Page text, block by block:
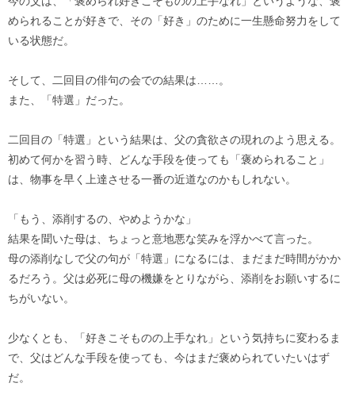
められることが好きで、その「好き」のために一生懸命努力をして
いる状態だ。
そして、二回目の俳句の会での結果は……。
また、「特選」だった。
二回目の「特選」という結果は、父の貪欲さの現れのよう思える。
初めて何かを習う時、どんな手段を使っても「褒められること」
は、物事を早く上達させる一番の近道なのかもしれない。
「もう、添削するの、やめようかな」
結果を聞いた母は、ちょっと意地悪な笑みを浮かべて言った。
母の添削なしで父の句が「特選」になるには、まだまだ時間がかか
るだろう。父は必死に母の機嫌をとりながら、添削をお願いするに
ちがいない。
少なくとも、「好きこそものの上手なれ」という気持ちに変わるま
で、父はどんな手段を使っても、今はまだ褒められていたいはず
だ。